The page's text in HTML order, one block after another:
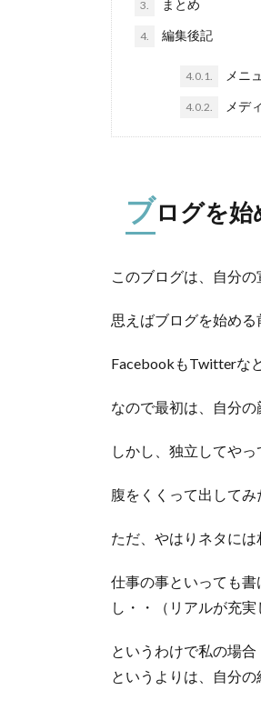
3. まとめ
4. 編集後記
4.0.1. メニ
4.0.2. メデ
ブログを
このブログは、自分の
思えばブログを始め
FacebookもTwitterな
なので最初は、自分の
しかし、独立してや
腹をくくって出してみ
ただ、やはりネタには
仕事の事といっても
し・・（リアルが充実
というわけで私の場
というよりは、自分